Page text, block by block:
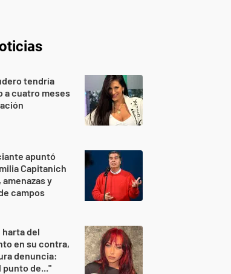
tendría
a cuatro meses
apuntó
Capitanich
y
campos
harta del
en su contra,
denuncia:
punto de..."